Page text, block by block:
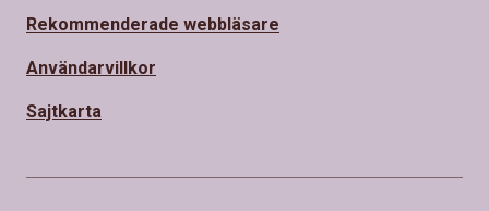
Rekommenderade webbläsare
Användarvillkor
Sajtkarta